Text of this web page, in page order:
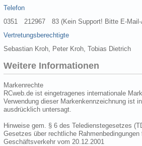
Telefon
0351 212967 83 (Kein Support! Bitte E-Mail-
Vertretungsberechtigte
Sebastian Kroh, Peter Kroh, Tobias Dietrich
Weitere Informationen
Markenrechte
RCweb.de ist eingetragenes internationale
Verwendung dieser Markenkennzeichnung ist
ausdrücklich untersagt.
Hinweise gem. § 6 des Teledienstegesetzes
Gesetzes über rechtliche
Geschäftsverkehr vom 20.12.2001